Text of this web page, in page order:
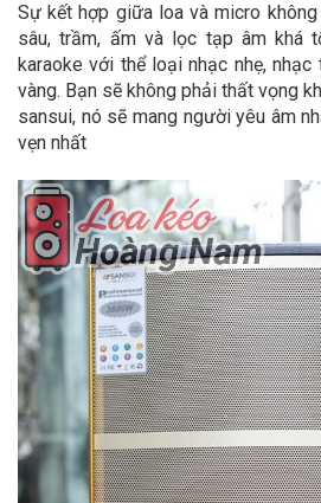
Sự kết hợp giữa loa và micro
sâu, trầm, ấm và lọc tạp âm khá
karaoke với thể loại nhạc nhẹ,
vàng. Bạn sẽ không phải thất vọng
sansui, nó sẽ mang người yêu âm
vẹn nhất